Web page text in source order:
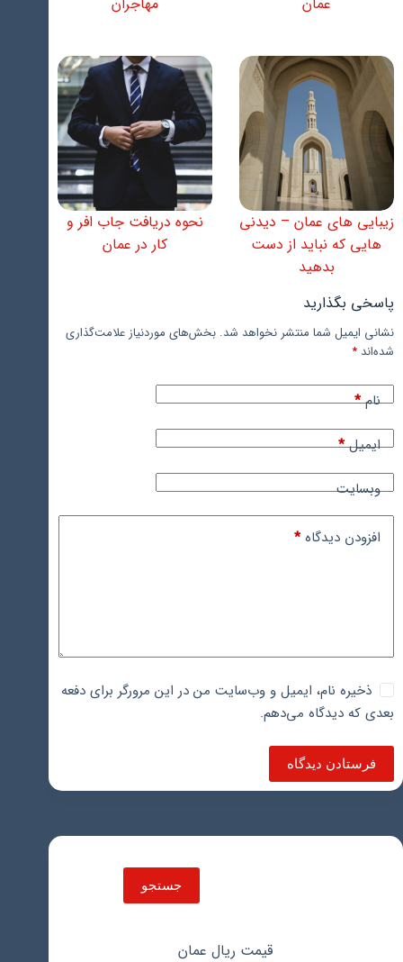
زیبایی های عمان – دیدنی
هایی که نباید از دست
بدهید
نحوه دریافت جاب افر و
کار در عمان
پاسخی بگذارید
نشانی ایمیل شما منتشر نخواهد شد. بخش‌های موردنیاز علامت‌گذاری
شده‌اند *
نام*
ایمیل*
وبسایت
افزودن دیدگاه*
ذخیره نام، ایمیل و وب‌سایت من در این مرورگر برای دفعه
بعدی که دیدگاه می‌دهم.
فرستادن دیدگاه
جستجو
قیمت ریال عمان